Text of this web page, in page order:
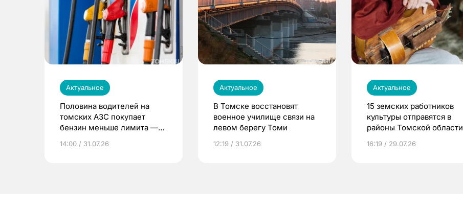
Актуальное
Половина водителей на
томских АЗС покупает
бензин меньше лимита —
14:00 / 31.07.26
Актуальное
В Томске восстановят
военное училище связи на
левом берегу Томи
12:19 / 31.07.26
Актуальное
15 земских работников
культуры отправятся в
районы Томской области
16:19 / 29.07.26